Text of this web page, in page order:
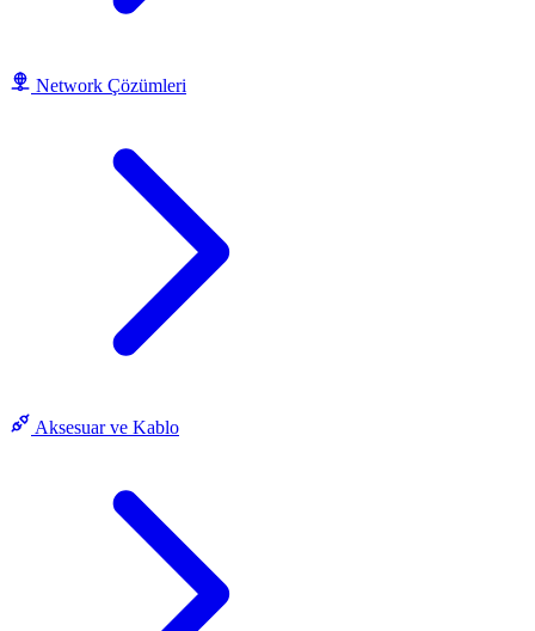
Network Çözümleri
Aksesuar ve Kablo